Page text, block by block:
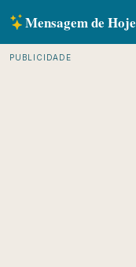
Mensagem de Hoje
PUBLICIDADE